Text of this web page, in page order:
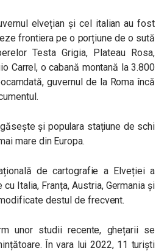
elvețian și cel italian au fost
frontiera pe o porțiune de o sută
Testa Grigia, Plateau Rosa,
Carrel, o cabană montană la 3.800
guvernul de la Roma încă
și populara stațiune de schi
mare din Europa.
de cartografie a Elveției a
Italia, Franța, Austria, Germania și
destul de frecvent.
unor studii recente, ghețarii se
În vara lui 2022, 11 turiști